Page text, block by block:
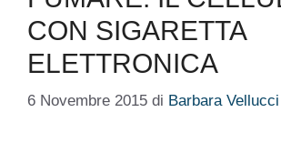
CON SIGARETTA
ELETTRONICA
6 Novembre 2015 di Barbara Vellucci